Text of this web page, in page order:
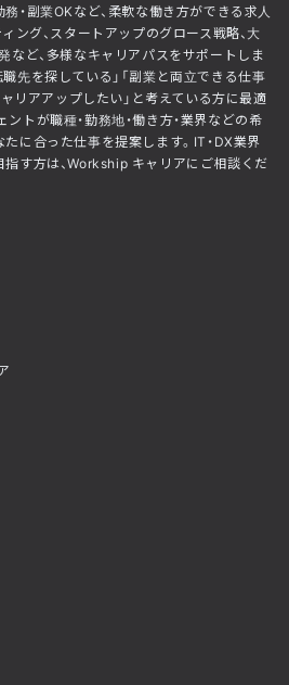
・副業OKなど、柔軟な働き方ができる求人
ング、スタートアップのグロース戦略、大
など、多様なキャリアパスをサポートしま
先を探している」「副業と両立できる仕事
リアアップしたい」と考えている方に最適
トが職種・勤務地・働き方・業界などの希
に合った仕事を提案します。IT・DX業界
指す方は、Workship キャリアにご相談くだ